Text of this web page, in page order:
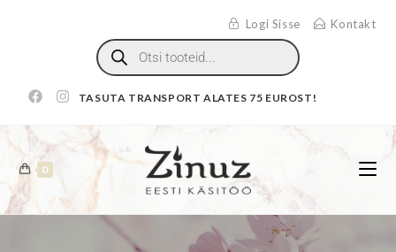
Logi Sisse Kontakt
TASUTA TRANSPORT ALATES 75 EUROST!
0